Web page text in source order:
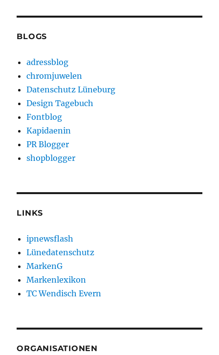
BLOGS
adressblog
chromjuwelen
Datenschutz Lüneburg
Design Tagebuch
Fontblog
Kapidaenin
PR Blogger
shopblogger
LINKS
ipnewsflash
Lünedatenschutz
MarkenG
Markenlexikon
TC Wendisch Evern
ORGANISATIONEN